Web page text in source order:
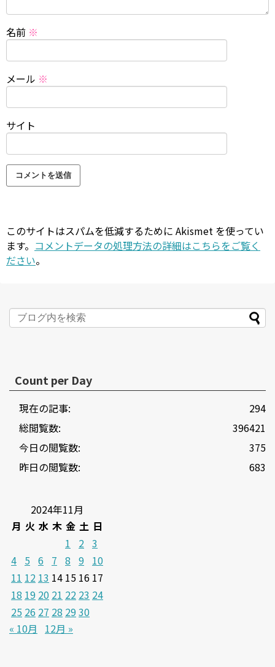
名前 ※
メール ※
サイト
このサイトはスパムを低減するために Akismet を使ってい
ます。 コメントデータの処理方法の詳細はこちらをご覧く
ださい。
Count per Day
294
現在の記事:
396421
総閲覧数:
375
今日の閲覧数:
683
昨日の閲覧数:
2024年11月
月 火 水 木 金 土 日
1
2 3
4 5 6 7 8 9 10
11 12 13 14 15 16 17
18 19 20 21 22 23 24
25 26 27 28 2930
« 10月
12月 »